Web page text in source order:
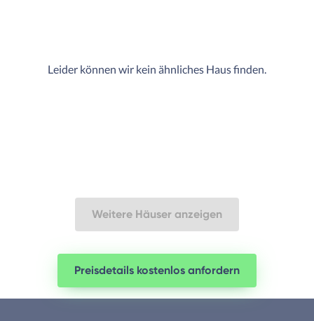
Leider können wir kein ähnliches Haus finden.
Weitere Häuser anzeigen
Preisdetails kostenlos anfordern